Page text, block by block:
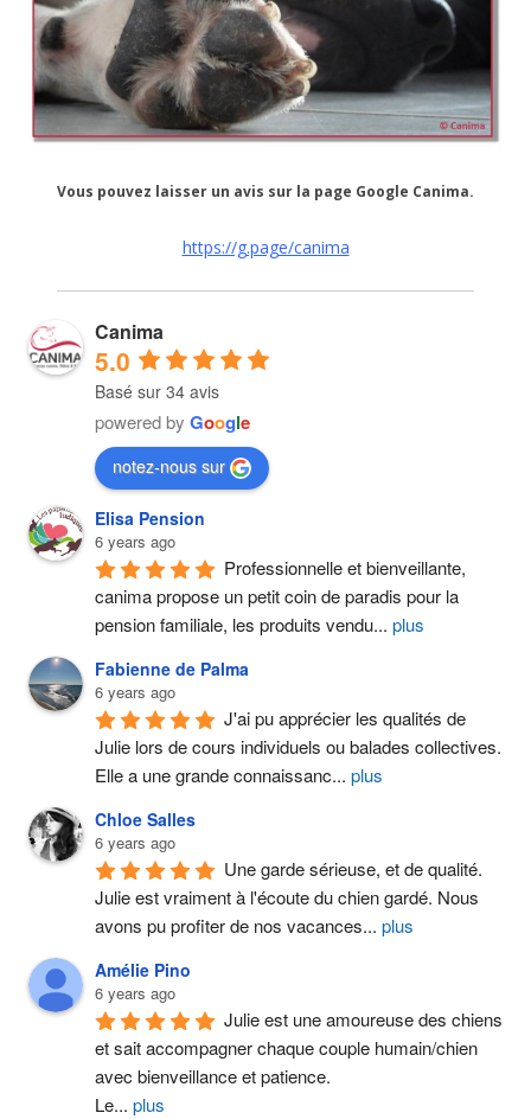
Vous pouvez laisser un avis sur la page Google Canima.
https://g.page/canima
Canima
5.0
Basé sur 34 avis
powered by Google
notez-nous sur
Elisa Pension
6 years ago
Professionnelle et bienveillante,
canima propose un petit coin de paradis pour la
pension familiale, les produits vendu... plus
Fabienne de Palma
6 years ago
J'ai pu apprécier les qualités de
Julie lors de cours individuels ou balades collectives.
Elle a une grande connaissanc... plus
Chloe Salles
6 years ago
Une garde sérieuse, et de qualité.
Julie est vraiment à l'écoute du chien gardé. Nous
avons pu profiter de nos vacances... plus
Amélie Pino
6 years ago
Julie est une amoureuse des chiens
et sait accompagner chaque couple humain/chien
avec bienveillance et patience.
Le... plus